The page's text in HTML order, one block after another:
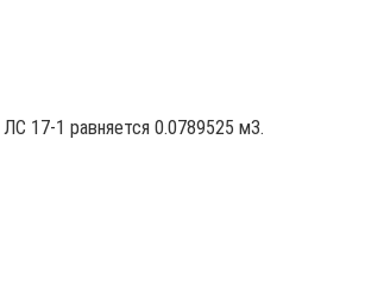
17-1 равняется 0.0789525 м3.